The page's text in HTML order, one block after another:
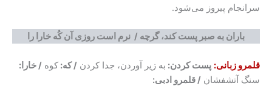
سرانجام پیروز می‌شود.
باران به صبر پست کند، گرچه / نرم است روزی آن کُه خارا را
قلمرو زبانی: پست کردن: به زیر آوردن، جدا کردن / که: کوه / خارا:
سنگ آتشفشان / قلمرو ادبی: